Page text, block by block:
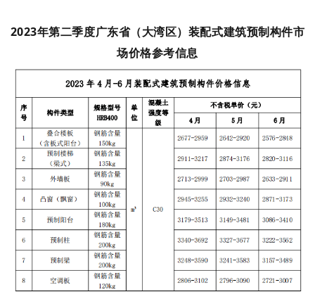
2023年第二季度广东省（大湾区）装配式建筑预制构件市
场价格参考信息